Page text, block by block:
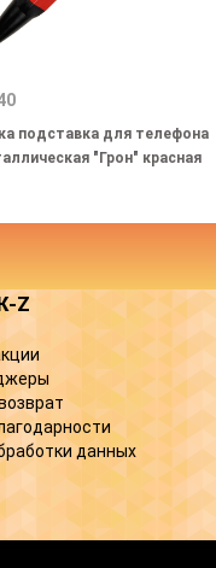
подставка для телефона
"Грон" красная
Z
данных